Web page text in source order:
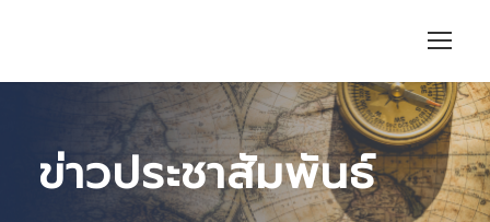
ข่าวประชาสัมพันธ์